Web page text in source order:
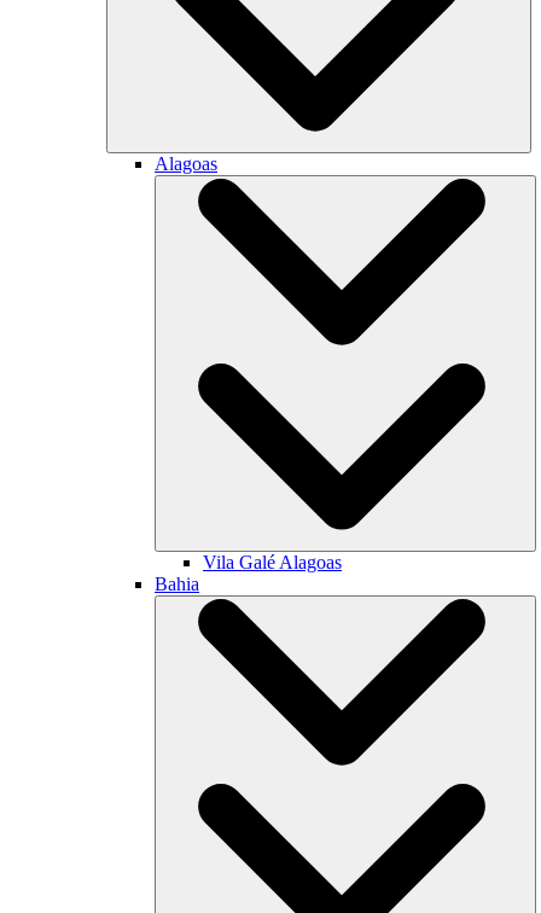
Alagoas
Vila Galé Alagoas
Bahia